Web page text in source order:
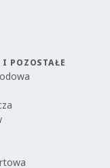
POZOSTAŁE